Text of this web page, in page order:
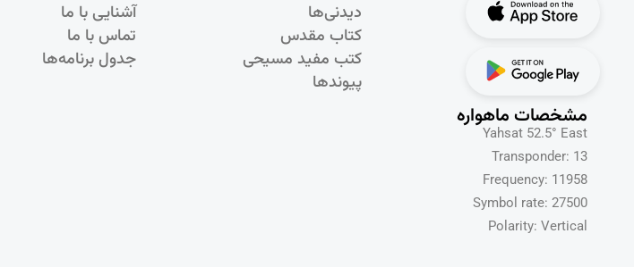
آشنایی با ما
تماس با ما
جدول برنامه‌ها
دیدنی‌ها
کتاب مقدس
کتب مفید مسیحی
پیوندها
مشخصات ماهواره
Yahsat 52.5° East
Transponder: 13
Frequency: 11958
Symbol rate: 27500
Polarity: Vertical